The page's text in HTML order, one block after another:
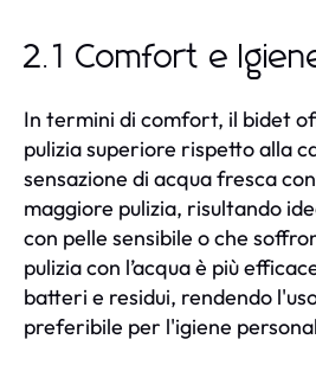
2.1 Comfort e
In termini di comfort, il bidet
pulizia superiore rispetto alla
sensazione di acqua fresca
maggiore pulizia, risultando
con pelle sensibile o che
pulizia con l’acqua è più
batteri e residui, rendendo
preferibile per l'igiene